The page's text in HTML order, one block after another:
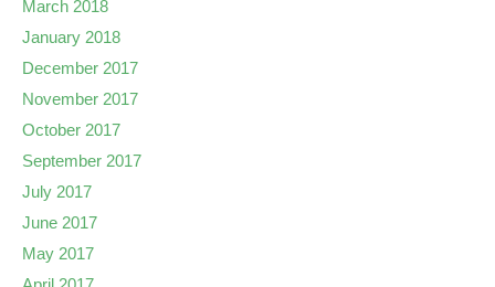
March 2018
January 2018
December 2017
November 2017
October 2017
September 2017
July 2017
June 2017
May 2017